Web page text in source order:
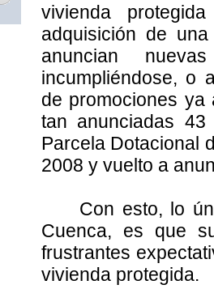
vivienda
adquisición de
anuncian
incumpliéndose, o
de promociones ya
tan anunciadas
Parcela Dotacional
2008 y vuelto a
Con esto, lo
Cuenca, es que
frustrantes
vivienda protegida.